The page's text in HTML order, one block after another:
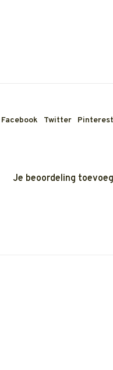
Facebook Twitter Pinterest
Je beoordeling